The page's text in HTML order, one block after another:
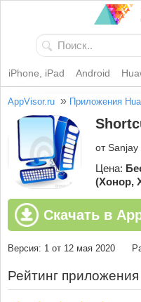
iPhone, iPad Android
AppVisor.ru » Приложения
от
Цена:
(Хонор,
Скачать в
Версия: 1 от 12 мая 2020
Рейтинг приложения